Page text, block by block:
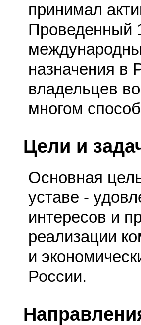
принимал
Проведенный
назначения в
владельцев
многом
Цели и
Основная
уставе -
интересов и
реализации
и
России.